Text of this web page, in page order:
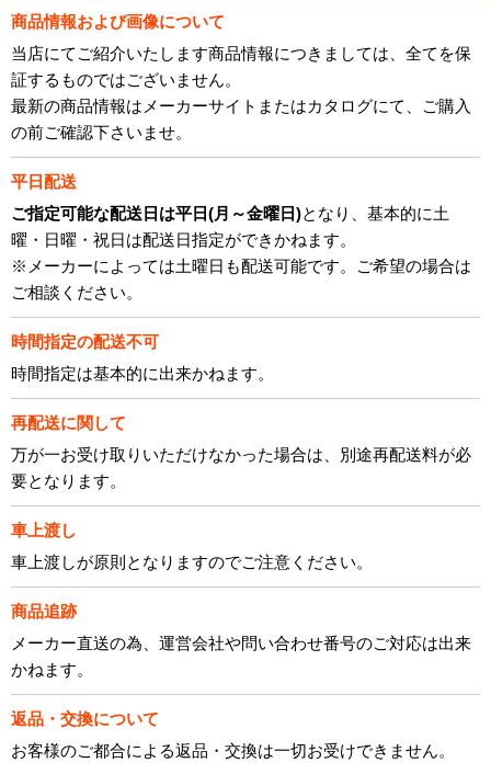
商品情報および画像について
当店にてご紹介いたします商品情報につきましては、全てを保
証するものではございません。
最新の商品情報はメーカーサイトまたはカタログにて、ご購入
の前ご確認下さいませ。
平日配送
ご指定可能な配送日は平日(月～金曜日)となり、基本的に土
曜・日曜・祝日は配送日指定ができかねます。
※メーカーによっては土曜日も配送可能です。ご希望の場合は
ご相談ください。
時間指定の配送不可
時間指定は基本的に出来かねます。
再配送に関して
万が一お受け取りいただけなかった場合は、別途再配送料が必
要となります。
車上渡し
車上渡しが原則となりますのでご注意ください。
商品追跡
メーカー直送の為、運営会社や問い合わせ番号のご対応は出来
かねます。
返品・交換について
お客様のご都合による返品・交換は一切お受けできません。